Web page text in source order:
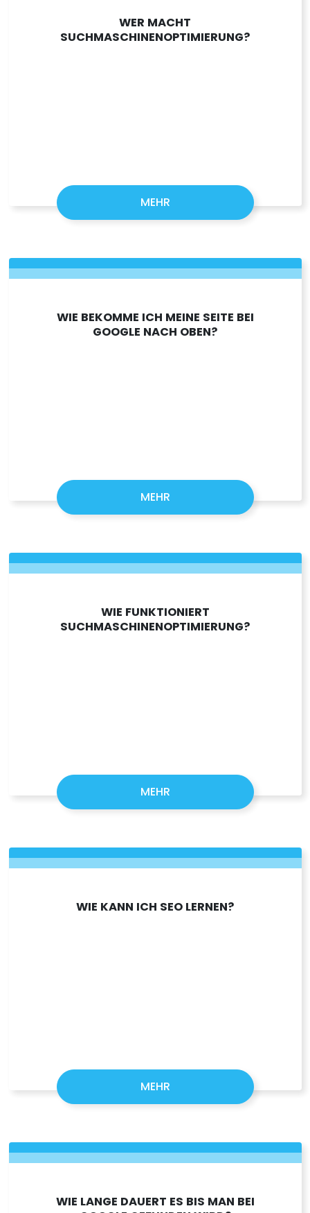
WER MACHT
SUCHMASCHINENOPTIMIERUNG?
MEHR
WIE BEKOMME ICH MEINE SEITE BEI
GOOGLE NACH OBEN?
MEHR
WIE FUNKTIONIERT
SUCHMASCHINENOPTIMIERUNG?
MEHR
WIE KANN ICH SEO LERNEN?
MEHR
WIE LANGE DAUERT ES BIS MAN BEI